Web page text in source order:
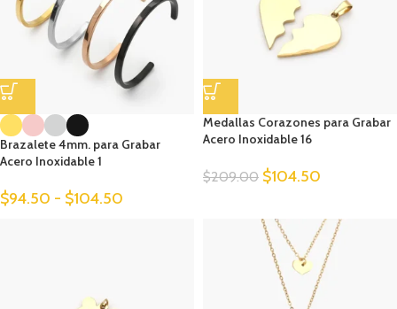
Brazalete 4mm. para Grabar
Acero Inoxidable 1
$94.50 - $104.50
Medallas Corazones para Grabar
Acero Inoxidable 16
$209.00 $104.50